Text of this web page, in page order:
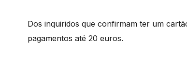
Dos inquiridos que confirmam ter um
pagamentos até 20 euros.